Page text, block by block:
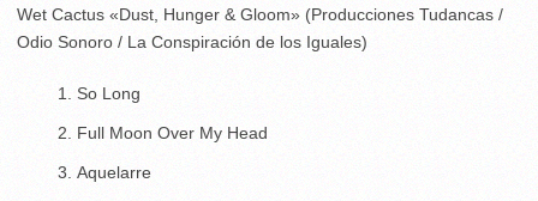
Wet Cactus «Dust, Hunger & Gloom» (Producciones Tudancas /
Odio Sonoro / La Conspiración de los Iguales)
So Long
Full Moon Over My Head
Aquelarre